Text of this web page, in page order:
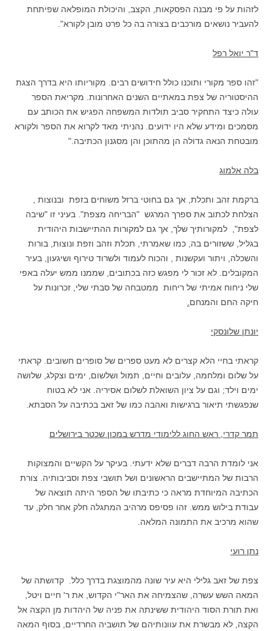
לזהות על פי מבנה הפסקאות, הקצב, והיכולת המופלאה שפיתחת
להעביר נושאים מורכבים בצורה בה כל פרט מובן לקורא".
ד"ר יואל רפל
"זהו ספר מקורי ותוכנו כולל חידושים רבים. מקוריותו היא בדרך הצגת
ההיסטוריה של צפת במאתיים השנים האחרונות. מקריאת הספר
עולה כיצד התחקיר סביב תולדות המשפחה הפגיש את הכותב עם
מסמכים ומידע שלא היו ידועים. נהניתי מאד לקרוא את הספר ולקורא
מובטחת הנאה גדולה הן מהתוכן והן מסגנון הכתיבה."
בלה אלמוג
ברקמת זהב ותכלת, אך גם בחוטי ברזל משוחים בזפת ובנוצות ,
הצלחת לכתוב את ספרך המרגש "הבריחה מצפת". בעיני זו "שיבה
לצפת", למקורותיך שלך, אך גם למקורות ההתיישבות היהודית
בגליל, ששזורים בה, כמו שאמרתי, תכלת וזהב וזפת ונוצות, בורות
והשכלה, ויתור ועקשנות , והכוח לעמוד ולשרוד טירוף ושיגעון, בעיר
המקובלים. לא זכור לי מפגש כזה בכתובים, שממנו ממש יעלה באפי
שלי ניחוח אמיתי של ריחות ממטבחה של סבתי שלי, זכרונות על
חיקה החם והמנחם
יונתן שלונסקי
קראתי בחיי הלא קצרים לא מעט ספרים של סופרים חשובים. קראתי
על שלום ומלחמה, עלובים וחיים, תמול ושלשום, ימים וצקלג, שלושה
ימים וילד; וגם על ציון השואלת לשלום אסיריה. אני לא בטוח
שנפגשתי תיאור ברגישות ואהבה כמו של זאב בכתיבה על הסבתא.
תמר קדרי, ראש החוג ללימודי מדרש במכון שכטר בירושלים
אני לומדת הרבה דברים שלא ידעתי. בעיקר על הקשיים והמצוקות
הרבות של המתיישבים הראשונים ושל תושבי צפת וסביבותיה. צורת
הכתיבה המיוחדת מראה כי כתיבתו של הספר היתה תוצאה של
עבודת בילוש ממש. זהו פסיפס מרהיב המתגלה חלק אחר חלק, עד
שהוא מרכיב את התמונה המלאה.
נתן רועי
צפת של זאב גלילי היא עיר שונה מהמוצגת בדרך כלל. קדושתה של
המאה השש עשרה, שהצמיחה את האר"י הקדוש, את ר' חיים ויטל,
ואת תורת הסוד היהודית ששינתה את פניה של היהדות מן הקצה אל
הקצה, לא מבשרת את עוונותיהם של תושביה החרדיים, בסוף המאה